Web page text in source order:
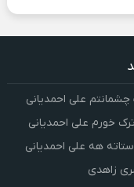
علی احمدیانی
خورم علی احمدیانی
هه علی احمدیانی
زاهدی